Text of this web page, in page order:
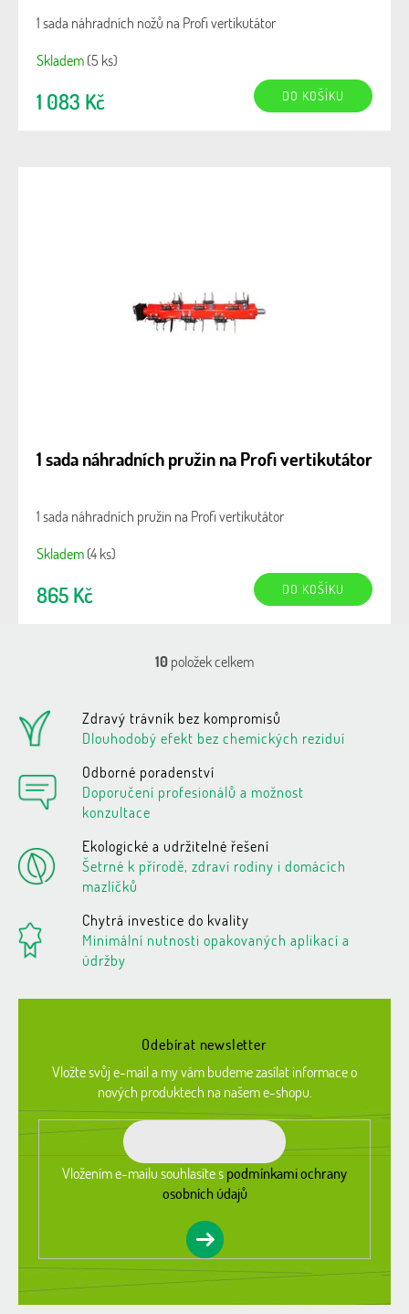
1 sada náhradních nožů na Profi vertikutátor
Skladem(5 ks)
1 083 Kč DO KOŠÍKU
1 sada náhradních pružin na Profi vertikutátor
1 sada náhradních pružin na Profi vertikutátor
Skladem(4 ks)
865 Kč DO KOŠÍKU
O
á
d
c
í
v
k
y
ý
p
i
10položek celkem
Zdravý trávník bez kompromisů
Dlouhodobý efekt bez chemických reziduí
Odborné poradenství
Doporučení profesionálů a možnost
konzultace
Ekologické a udržitelné řešení
Šetrné k přírodě, zdraví rodiny i domácích
mazlíčků
Chytrá investice do kvality
Minimální nutnosti opakovaných aplikací a
údržby
Odebírat newsletter
Vložte svůj e-mail a my vám budeme zasílat informace o
nových produktech na našem e-shopu.
Vložením e-mailu souhlasíte spodmínkami ochrany
osobních údajů